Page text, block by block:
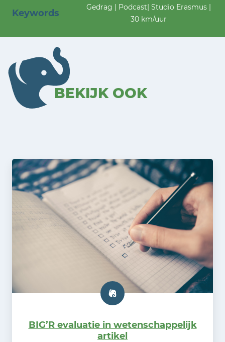
Keywords
Gedrag | Podcast| Studio Erasmus |
30 km/uur
BEKIJK OOK
BIG’R evaluatie in wetenschappelijk
artikel